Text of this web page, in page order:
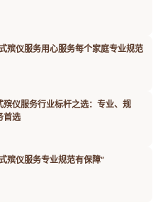
殡仪服务用心服务每个家庭专业规范
殡仪服务行业标杆之选：专业、规
首选
殡仪服务专业规范有保障”